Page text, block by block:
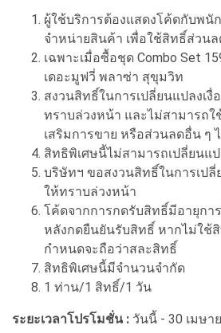
ผู้ใช้บริการต้องแสดงโค้ดกับพนั
จำหน่ายสินค้า เพื่อใช้สิทธิ์ส่วน
เฉพาะเมื่อซื้อชุด Combo Set
เดอะมูฟวี่ พลาซ่า สุขุมวิท
สงวนสิทธิ์ในการเปลี่ยนแปลงเงื่
ทราบล่วงหน้า และไม่สามารถใ
เสริมการขาย หรือส่วนลดอื่น ๆ
สิทธิพิเศษนี้ไม่สามารถเปลี่ยนแป
บริษัทฯ ขอสงวนสิทธิ์ในการเปลี่
ให้ทราบล่วงหน้า
โค้ดจากการกดรับสิทธิ์มีอายุกา
หลังกดยืนยันรับสิทธิ์ หากไม่ใช้
กำหนดจะถือว่าสละสิทธิ์
สิทธิพิเศษนี้มีจำนวนจำกัด
1 ท่าน/1 สิทธิ์/1 วัน
ระยะเวลาโปรโมชั่น : วันนี้ - 30 เมษา